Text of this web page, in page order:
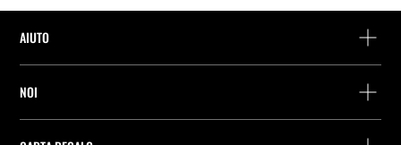
AIUTO
Rintraccia il tuo ordine
NOI